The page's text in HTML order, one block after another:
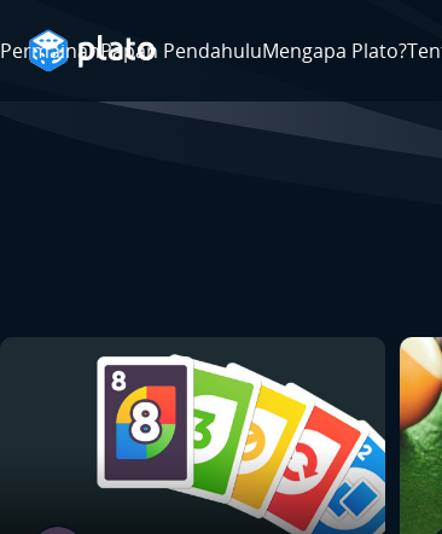
PermainanPapan PendahuluMengapa Plato?